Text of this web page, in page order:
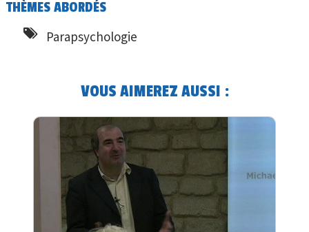
THÈMES ABORDÉS
Parapsychologie
VOUS AIMEREZ AUSSI :